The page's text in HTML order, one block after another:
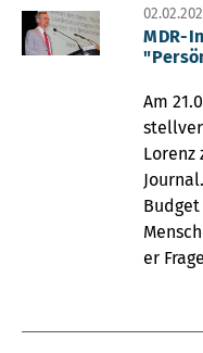
MDR-
Am
Lorenz
er